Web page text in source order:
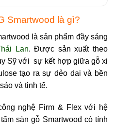
Smartwood là gì?
là sản phẩm đầy sáng
Lan. Được sản xuất theo
Sỹ với sự kết hợp giữa gỗ xi
tạo ra sự dẻo dai và bền
và tinh tế.
nghệ Firm & Flex với hệ
sàn gỗ Smartwood có tính